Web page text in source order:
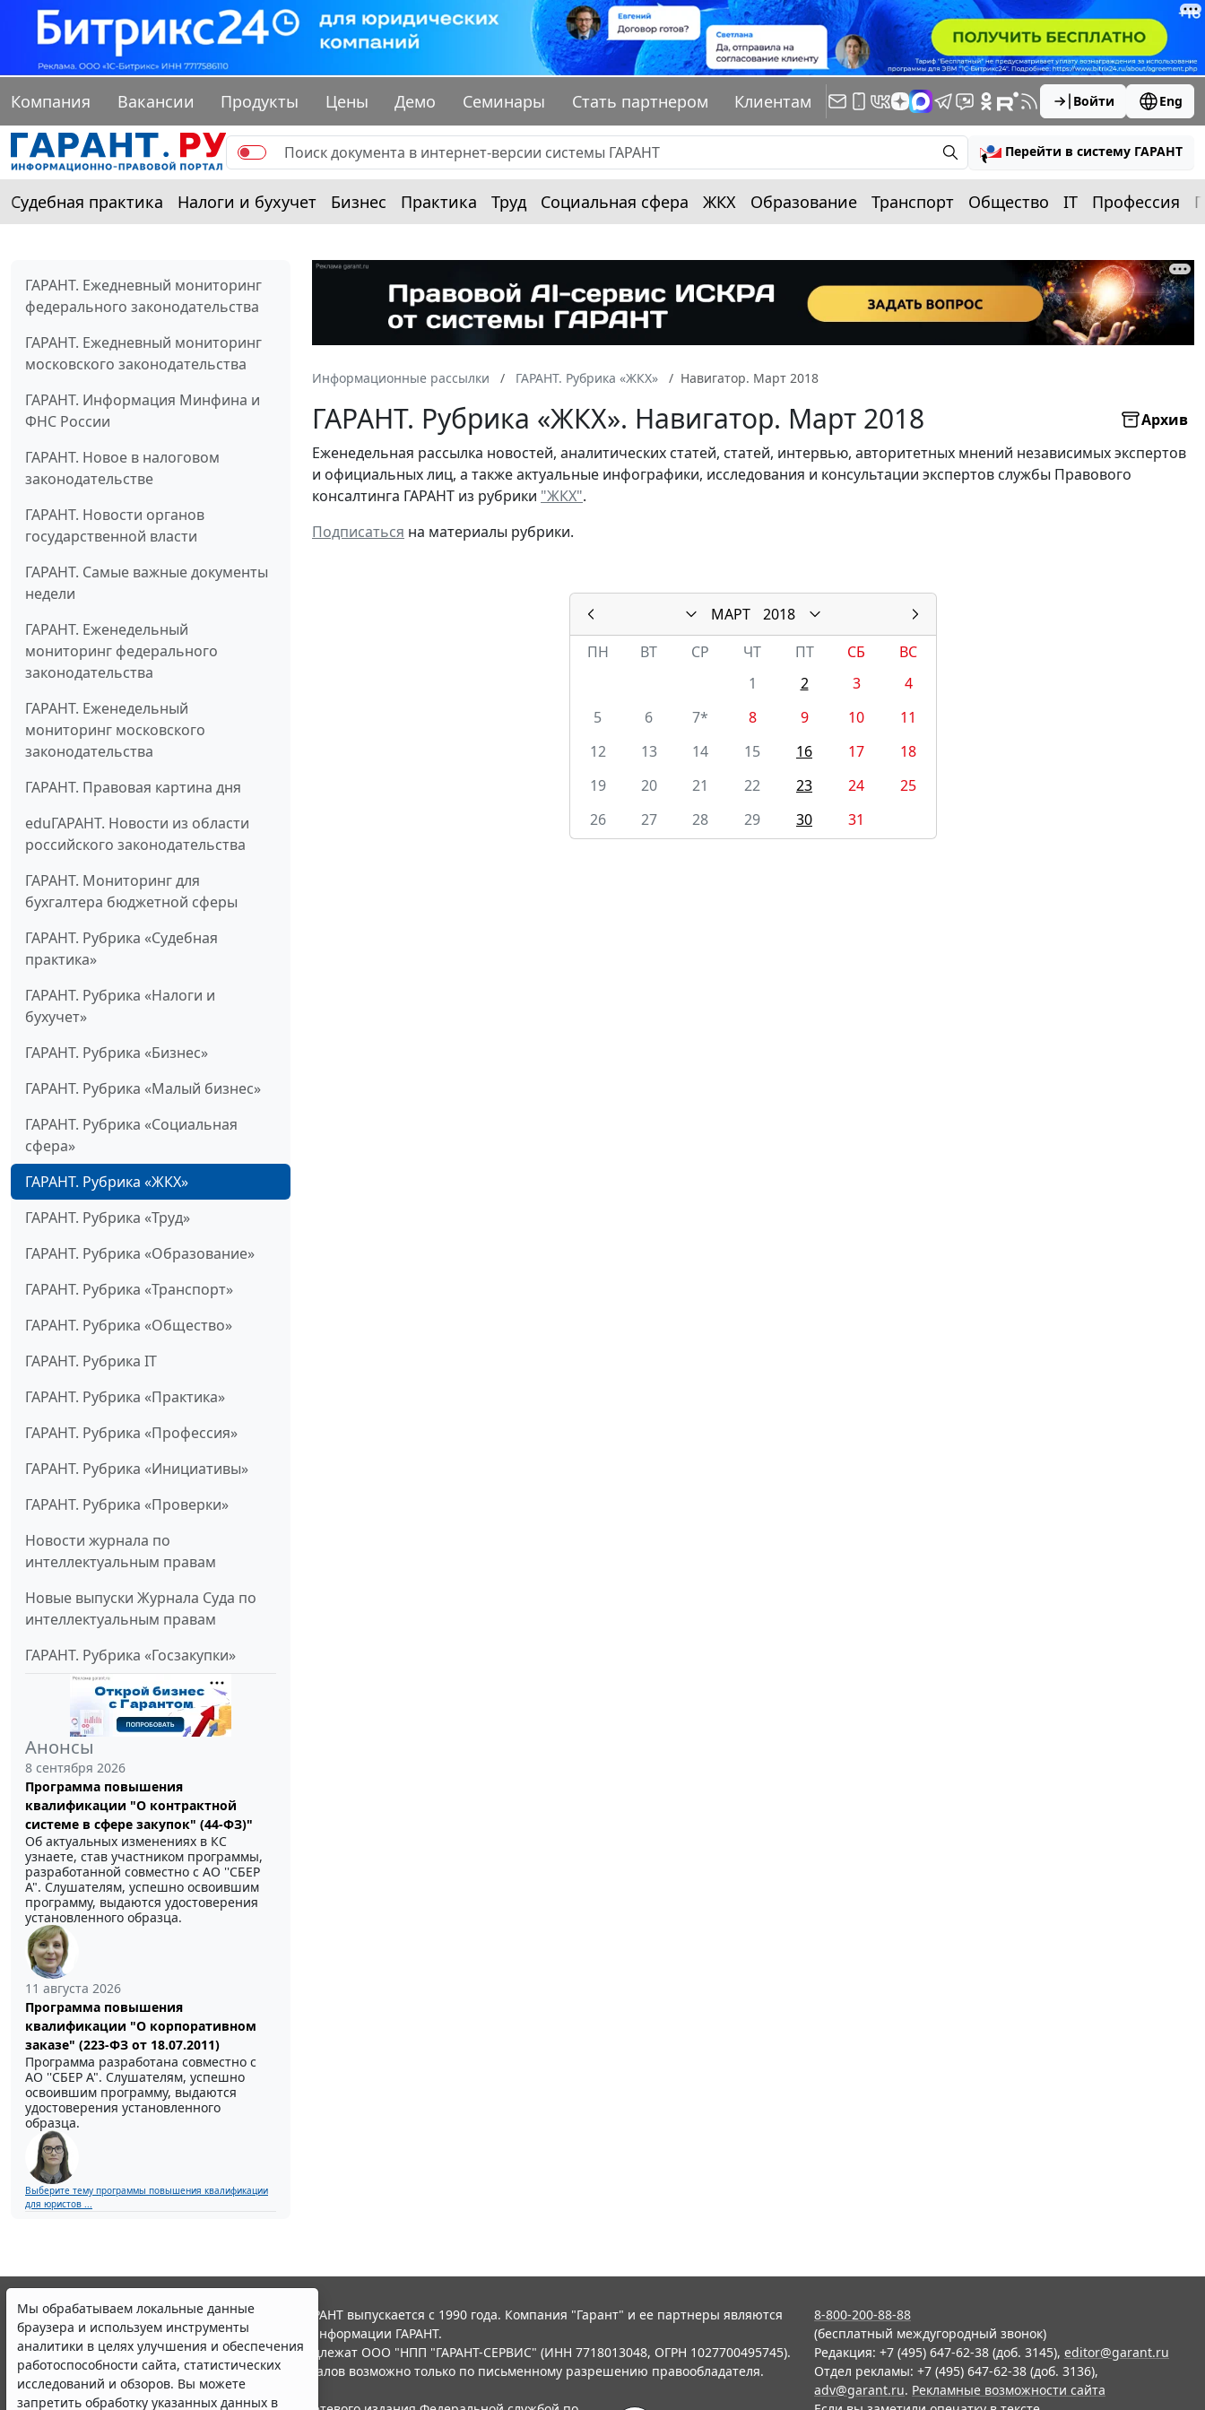
Компания Вакансии Продукты Цены Демо Семинары Стать партнером Клиентам Войти Eng
Перейти в систему ГАРАНТ
Судебная практика Налоги и бухучет Бизнес Практика Труд Социальная сфера ЖКХ Образование Транспорт Общество IT Профессия
ГАРАНТ. Ежедневный мониторинг
федерального законодательства
ГАРАНТ. Ежедневный мониторинг
московского законодательства
ГАРАНТ. Информация Минфина и
ФНС России
ГАРАНТ. Новое в налоговом
законодательстве
ГАРАНТ. Новости органов
государственной власти
ГАРАНТ. Самые важные документы
недели
ГАРАНТ. Еженедельный
мониторинг федерального
законодательства
ГАРАНТ. Еженедельный
мониторинг московского
законодательства
ГАРАНТ. Правовая картина дня
eduГАРАНТ. Новости из области
российского законодательства
ГАРАНТ. Мониторинг для
бухгалтера бюджетной сферы
ГАРАНТ. Рубрика «Судебная
практика»
ГАРАНТ. Рубрика «Налоги и
бухучет»
ГАРАНТ. Рубрика «Бизнес»
ГАРАНТ. Рубрика «Малый бизнес»
ГАРАНТ. Рубрика «Социальная
сфера»
ГАРАНТ. Рубрика «ЖКХ»
ГАРАНТ. Рубрика «Труд»
ГАРАНТ. Рубрика «Образование»
ГАРАНТ. Рубрика «Транспорт»
ГАРАНТ. Рубрика «Общество»
ГАРАНТ. Рубрика IT
ГАРАНТ. Рубрика «Практика»
ГАРАНТ. Рубрика «Профессия»
ГАРАНТ. Рубрика «Инициативы»
ГАРАНТ. Рубрика «Проверки»
Новости журнала по
интеллектуальным правам
Новые выпуски Журнала Суда по
интеллектуальным правам
ГАРАНТ. Рубрика «Госзакупки»
Анонсы
8 сентября 2026
Программа повышения
квалификации "О контрактной
системе в сфере закупок" (44-ФЗ)"
Об актуальных изменениях в КС
узнаете, став участником программы,
разработанной совместно с АО ''СБЕР
А". Слушателям, успешно освоившим
программу, выдаются удостоверения
установленного образца.
11 августа 2026
Программа повышения
квалификации "О корпоративном
заказе" (223-ФЗ от 18.07.2011)
Программа разработана совместно с
АО ''СБЕР А". Слушателям, успешно
освоившим программу, выдаются
удостоверения установленного
образца.
Выберите тему программы повышения квалификации
для юристов ...
Информационные рассылки ГАРАНТ. Рубрика «ЖКХ» Навигатор. Март 2018
ГАРАНТ. Рубрика «ЖКХ». Навигатор. Март 2018
Архив
Еженедельная рассылка новостей, аналитических статей, статей, интервью, авторитетных мнений независимых экспертов
и официальных лиц, а также актуальные инфографики, исследования и консультации экспертов службы Правового
консалтинга ГАРАНТ из рубрики "ЖКХ".
Подписаться на материалы рубрики.
МАРТ
2018
ПН
ВТ СР ЧТ ПТ СБ
ВС
1
2 3
4
5
6 7* 8 9 10
11
12
13 14 15 16 17
18
19
20 21 22 23 24
25
26
27 28 29 30 31
Мы обрабатываем локальные данные
браузера и используем инструменты
аналитики в целях улучшения и обеспечения
работоспособности сайта, статистических
исследований и обзоров. Вы можете
запретить обработку указанных данных в
© ООО "НПП "ГАРАНТ-СЕРВИС", 2026. Система ГАРАНТ выпускается с 1990 года. Компания "Гарант" и ее партнеры являются
участниками Российской ассоциации правовой информации ГАРАНТ.
Все права на материалы сайта ГАРАНТ.РУ принадлежат ООО "НПП "ГАРАНТ-СЕРВИС" (ИНН 7718013048, ОГРН 1027700495745).
Полное или частичное воспроизведение материалов возможно только по письменному разрешению правообладателя.
Правила использования портала.
8-800-200-88-88
(бесплатный междугородный звонок)
Редакция: +7 (495) 647-62-38 (доб. 3145), editor@garant.ru
Отдел рекламы: +7 (495) 647-62-38 (доб. 3136),
adv@garant.ru. Рекламные возможности сайта